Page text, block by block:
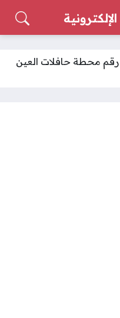
رقم محطة حافلات العين